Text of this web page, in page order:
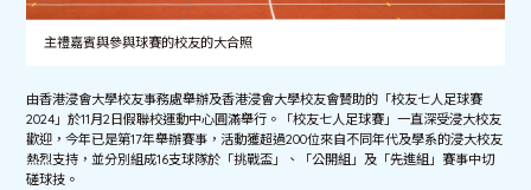
主禮嘉賓與參與球賽的校友的大合照
由香港浸會大學校友事務處舉辦及香港浸會大學校友會贊助的「校友七人足球賽
2024」於11月2日假聯校運動中心圓滿舉行。「校友七人足球賽」一直深受浸大校友
歡迎，今年已是第17年舉辦賽事，活動獲超過200位來自不同年代及學系的浸大校友
熱烈支持，並分別組成16支球隊於「挑戰盃」、「公開組」及「先進組」賽事中切
磋球技。